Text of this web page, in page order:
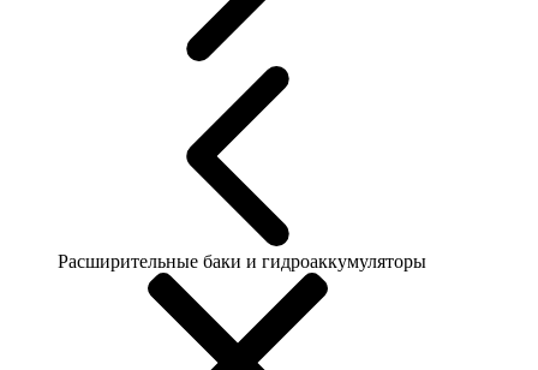
Расширительные баки и гидроаккумуляторы